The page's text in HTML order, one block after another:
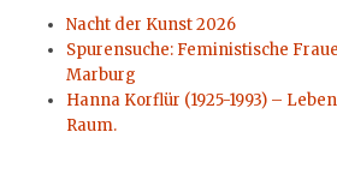
Nacht der Kunst 2026
Spurensuche: Feministische
Marburg
Hanna Korflür (1925-1993) –
Raum.